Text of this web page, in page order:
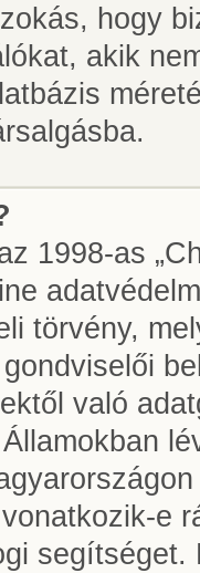
hogy
akik
1998-as
törvény,
való
e